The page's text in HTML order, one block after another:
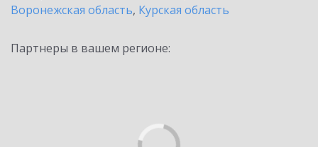
Воронежская область, Курская область
Партнеры в вашем регионе: